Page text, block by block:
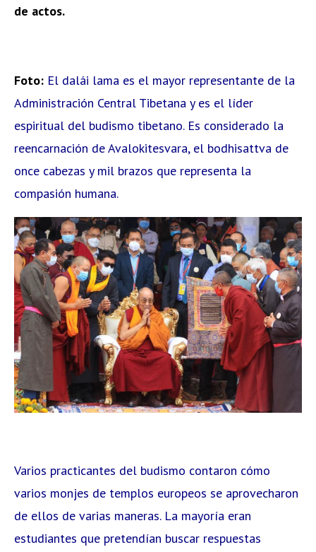
de actos.
Foto: El dalái lama es el mayor representante de la
Administración Central Tibetana y es el líder
espiritual del budismo tibetano. Es considerado la
reencarnación de Avalokitesvara, el bodhisattva de
once cabezas y mil brazos que representa la
compasión humana.
Varios practicantes del budismo contaron cómo
varios monjes de templos europeos se aprovecharon
de ellos de varias maneras. La mayoría eran
estudiantes que pretendían buscar respuestas